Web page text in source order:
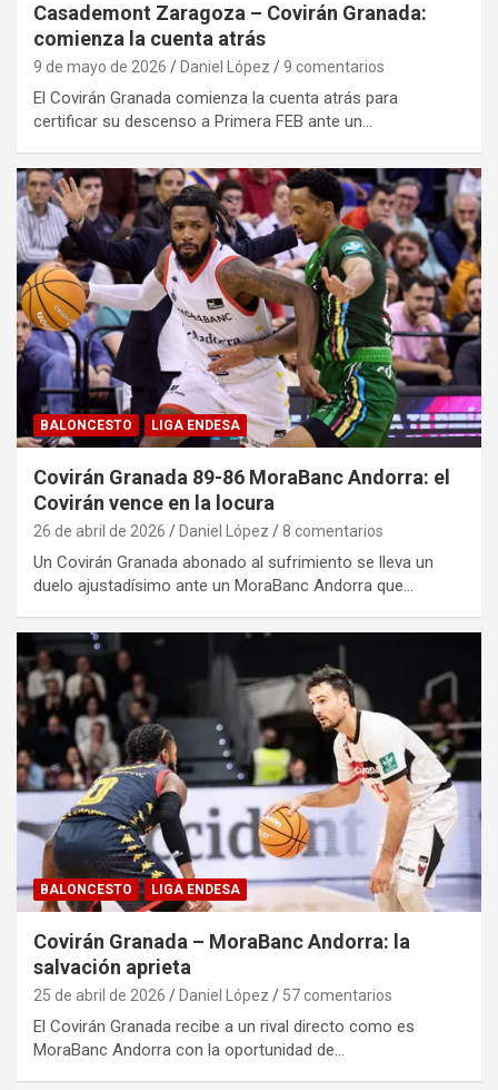
Casademont Zaragoza – Covirán Granada:
comienza la cuenta atrás
9 de mayo de 2026 Daniel López 9 comentarios
El Covirán Granada comienza la cuenta atrás para
certificar su descenso a Primera FEB ante un…
BALONCESTO LIGA ENDESA
Covirán Granada 89-86 MoraBanc Andorra: el
Covirán vence en la locura
26 de abril de 2026 Daniel López 8 comentarios
Un Covirán Granada abonado al sufrimiento se lleva un
duelo ajustadísimo ante un MoraBanc Andorra que…
BALONCESTO LIGA ENDESA
Covirán Granada – MoraBanc Andorra: la
salvación aprieta
25 de abril de 2026 Daniel López 57 comentarios
El Covirán Granada recibe a un rival directo como es
MoraBanc Andorra con la oportunidad de…